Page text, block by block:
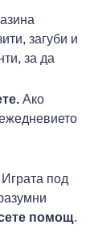
загуби и
за да
Ако
Играта под
помощ.